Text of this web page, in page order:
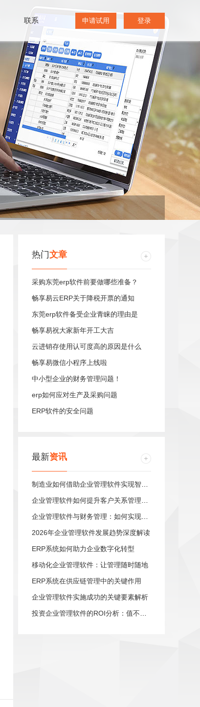
申请试用 登录
联系
热门文章
采购东莞erp软件前要做哪些准备？
畅享易云ERP关于降税开票的通知
东莞erp软件备受企业青睐的理由是
畅享易祝大家新年开工大吉
云进销存使用认可度高的原因是什么
畅享易微信小程序上线啦
中小型企业的财务管理问题！
erp如何应对生产及采购问题
ERP软件的安全问题
最新资讯
2026年企业管理软件发展趋势深度解读
ERP系统如何助力企业数字化转型
移动化企业管理软件：让管理随时随地
ERP系统在供应链管理中的关键作用
企业管理软件实施成功的关键要素解析